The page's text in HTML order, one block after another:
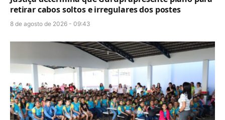
retirar cabos soltos e irregulares dos postes
8 de agosto de 2026 - 09:43